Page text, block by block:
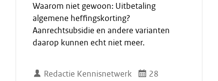
Waarom niet gewoon: Uitbetaling
algemene heffingskorting?
Aanrechtsubsidie en andere varianten
daarop kunnen echt niet meer.
Redactie Kennisnetwerk
28